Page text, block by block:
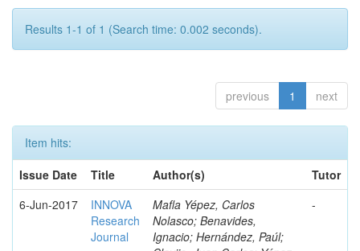
Results 1-1 of 1 (Search time: 0.002 seconds).
previous 1 next
Item hits:
Issue Date
Title Author(s)
Tutor
6-Jun-2017
INNOVA
Research
Journal
Mafla Yépez, Carlos
Nolasco; Benavides,
Ignacio; Hernández, Paúl;
-